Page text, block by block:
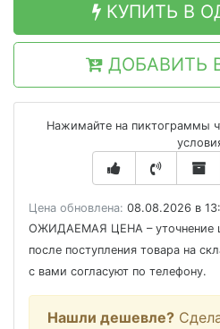
КУПИТЬ В
ДОБАВИТЬ
Нажимайте на пиктограммы
Цена обновлена: 08.08.2026 в
ОЖИДАЕМАЯ ЦЕНА –
после поступления товара на
с вами согласуют по телефону.
Нашли дешевле?